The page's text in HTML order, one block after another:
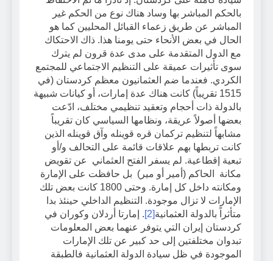
بالحكم المباشر بها وساد هناك نوع من الحكم غير
المباشر عن طريق زعماء القبائل المحليين كما هو
الحال في بعض الأنحاء حتى يومنا هذا. ذاك الاحتكاك
مع الدول المتقدمة على مدى عدة قرون لم يترك
سوى تأثيرات عميقة على التنظيم الاجتماعي للمجتمع
الكردي. فعندما ضم العثمانيون معظم كردستان (في
1515 تقريباً) كانت هناك عدة إمارات، أو كيانات شبيهة
بالدولة ذات أحجام وتعقيد تنظيمي مختلف، ادّعت
بعضها أصولاً عريقة، ونظامها السياسي كان تقريباً
مشابهاً لتنظيم تركمان قره قوينله وآق قوينله الذين
كانت تربطها بهم علاقات قائمة على التحالف و/أو
تبعية إقطاعية. لم يسفر الفتح العثماني عن تقويض
مكانة الحاكم (أمير أو مير) بل حافظت على الإمارة
ومكانته داخل كل إمارة. وحتى 1800 كانت بعض تلك
الإمارات لا تزال موجودة. التنظيم الداخلي حينئذ بدا
متأثراً بالدولة العثمانية[2]
. إمارتا أردلان وكوران في
كردستان إيران التي يتوفر عنهما بعض المعلومات
تبدوان مختلفتين إلى حد كبير عن تلك الإمارات
الموجودة في ظل سيادة الدولة العثمانية فالطبقة